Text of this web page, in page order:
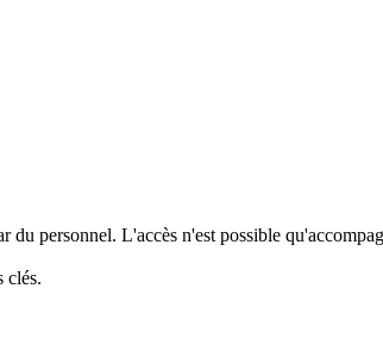
personnel. L'accès n'est possible
clés.